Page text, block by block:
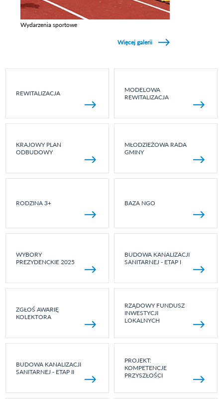
Wydarzenia sportowe
Więcej galerii
REWITALIZACJA
MODELOWA
REWITALIZACJA
KRAJOWY PLAN
ODBUDOWY
MŁODZIEŻOWA RADA
GMINY
RODZINA 3+ BAZA NGO
WYBORY
PREZYDENCKIE 2025
BUDOWA KANALIZACJI
SANITARNEJ - ETAP I
ZGŁOŚ AWARIĘ
KOLEKTORA
RZĄDOWY FUNDUSZ
INWESTYCJI
LOKALNYCH
BUDOWA KANALIZACJI
SANITARNEJ - ETAP II
PROJEKT:
KOMPETENCJE
PRZYSZŁOŚCI